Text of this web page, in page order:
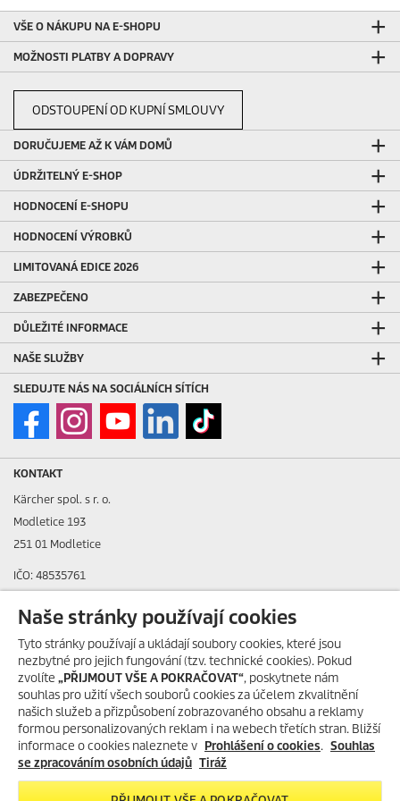
VŠE O NÁKUPU NA E-SHOPU
MOŽNOSTI PLATBY A DOPRAVY
ODSTOUPENÍ OD KUPNÍ SMLOUVY
DORUČUJEME AŽ K VÁM DOMŮ
ÚDRŽITELNÝ E-SHOP
HODNOCENÍ E-SHOPU
HODNOCENÍ VÝROBKŮ
LIMITOVANÁ EDICE 2026
ZABEZPEČENO
DŮLEŽITÉ INFORMACE
NAŠE SLUŽBY
SLEDUJTE NÁS NA SOCIÁLNÍCH SÍTÍCH
KONTAKT
Kärcher spol. s r. o.
Modletice 193
251 01 Modletice
IČO: 48535761
ID datové schránky: ic4eqpk
> Tiráž
Zákaznická linka:
+420 323 555 555
E-mail:info@karcher.cz
Po-Pá: 8-17 hod.
> Více kontaktů
Naše stránky používají cookies
Tyto stránky používají a ukládají soubory cookies, které jsou
nezbytné pro jejich fungování (tzv. technické cookies). Pokud
zvolíte „PŘIJMOUT VŠE A POKRAČOVAT“, poskytnete nám
souhlas pro užití všech souborů cookies za účelem zkvalitnění
našich služeb a přizpůsobení zobrazovaného obsahu a reklamy
formou personalizovaných reklam i na webech třetích stran. Bližší
informace o cookies naleznete v Prohlášení o cookies. Souhlas
se zpracováním osobních údajů Tiráž